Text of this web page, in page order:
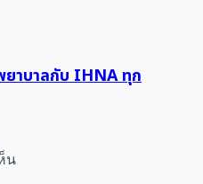
ยาบาลกับ IHNA ทุก
น